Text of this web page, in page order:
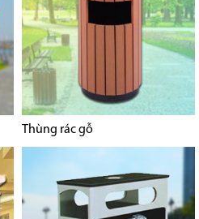
Thùng rác gỗ